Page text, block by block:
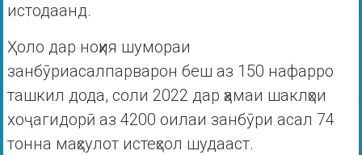
истодаанд.
Ҳоло дар ноҳия шумораи
занбӯриасалпарварон беш аз 150 нафарро
ташкил дода, соли 2022 дар ҳамаи шаклҳои
хоҷагидорӣ аз 4200 оилаи занбӯри асал 74
тонна маҳсулот истеҳсол шудааст.